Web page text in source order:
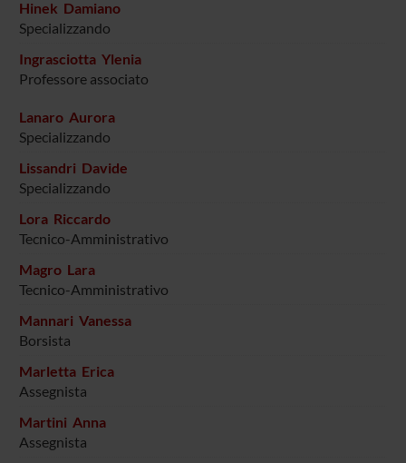
Hinek Damiano
Specializzando
Ingrasciotta Ylenia
Professore associato
Lanaro Aurora
Specializzando
Lissandri Davide
Specializzando
Lora Riccardo
Tecnico-Amministrativo
Magro Lara
Tecnico-Amministrativo
Mannari Vanessa
Borsista
Marletta Erica
Assegnista
Martini Anna
Assegnista